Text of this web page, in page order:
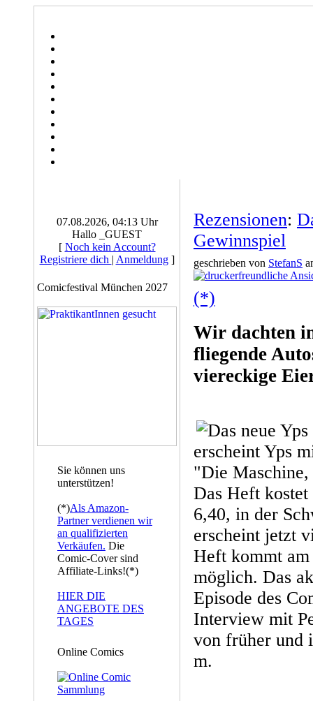
07.08.2026, 04:13 Uhr
Hallo _GUEST
[ Noch kein Account?
Registriere dich | Anmeldung]
Comicfestival München 2027
Sie können uns
unterstützen!
(*)Als Amazon-
Partner verdienen wir
an qualifizierten
Verkäufen. Die
Comic-Cover sind
Affiliate-Links!(*)
HIER DIE
ANGEBOTE DES
TAGES
Online Comics
Rezensionen:
Gewinnspiel
geschrieben von StefanS
(*)
Wir dachten
fliegende
viereckige
erscheint Yps
"Die
Das Heft
6,40, in der
erscheint jetzt
Heft kommt
möglich. Das
Episode des
Interview mit
von früher und
m.